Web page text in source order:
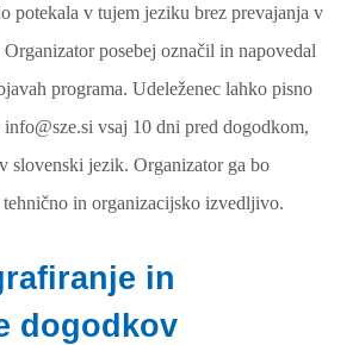
potekala v tujem jeziku brez prevajanja v
posebej označil in napovedal
programa. Udeleženec lahko pisno
vsaj 10 dni pred dogodkom,
slovenski jezik. Organizator ga bo
in organizacijsko izvedljivo.
in
dogodkov